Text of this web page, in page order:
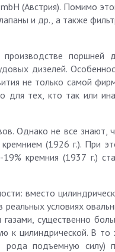
(Австрия). Помимо
и др., а также
поршней
дизелей.
не только самой
для тех, кто так или
Однако не все знают,
(1926 г.). При
кремния (1937 г.)
вместо
условиях
существенно
к цилиндрической. В то
рода подъемную силу)